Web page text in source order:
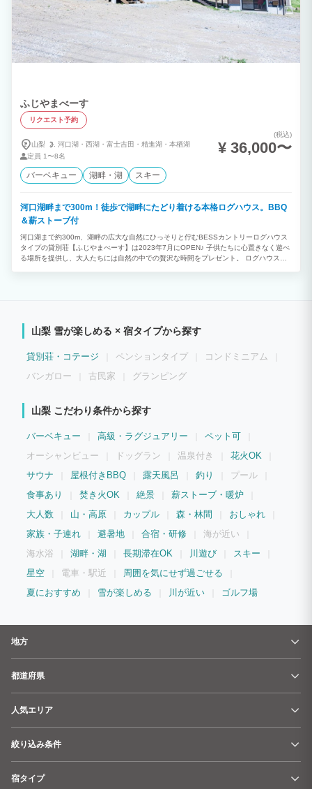
ふじやまべーす
リクエスト予約
山梨 河口湖・ 西湖・ 富士吉田・ 精進湖・ 本栖湖
定員 1〜8名
(税込)
¥ 36,000〜
バーベキュー 湖畔・湖 スキー
河口湖畔まで300m！徒歩で湖畔にたどり着ける本格ログハウス。BBQ
＆薪ストーブ付
河口湖まで約300m、湖畔の広大な自然にひっそりと佇むBESSカントリーログハウス
タイプの貸別荘【ふじやまべーす】は2023年7月にOPEN♪ 子供たちに心置きなく遊べ
る場所を提供し、大人たちには自然の中での贅沢な時間をプレゼント。 ログハウスの
忘れて、あなただけの時間をお楽しみください。 ★☆★ほぼ手ぶらでバーベキューが
機材一式＆炭が無料でご利用いただけますのでお好きな食材をご用意するだけでOK！
また、バーベキュースペース（ウッドデッキ）には屋根が付いている為、雨の日だって
利用可能です。 普段味わえないバーベキューの魅力をぜひお楽しみください！ 機材：
下となる為基本的にはご利用いただけません。 ★☆★薪ストーブを囲いながら仲間と
団欒★☆★ 12月から4月頃まで薪ストーブを利用することが出来、山のコテージライ
な安らかなひとときをお過ごしください。 【薪大・小各１個（４時間程度燃焼しま
★☆★豊富な遊具で楽しさ2倍★☆★ 【ふじやまべーす】では、大人も子供も楽しめる
コにテーブルサッカー、漫画本など、、、。 レジャースポットへ出かけなくても、全
と存分にお楽しみください♪ ★☆★１階リビング勝手口から屋根付き廊下で繋がるワ
ークルーム（作業小屋）★☆★ 仕事（テレワーク）や工作・読書等使い方は自由♪ ・
エアコン完備でWifiも繋がります。 ・電気自動車充電器（1台分）をご用意♪
山梨 雪が楽しめる × 宿タイプから探す
貸別荘・コテージ ペンションタイプ
コンドミニアム
バンガロー
古民家 グランピング
山梨 こだわり条件から探す
バーベキュー 高級・ラグジュアリー
ペット可
オーシャンビュー
ドッグラン 温泉付き
花火OK
サウナ
屋根付きBBQ 露天風呂 釣り
プール
食事あり
焚き火OK 絶景
薪ストーブ・暖炉
大人数
山・高原 カップル 森・林間
おしゃれ
家族・子連れ
避暑地 合宿・研修
海が近い
海水浴
湖畔・湖 長期滞在OK 川遊び
スキー
星空
電車・駅近
周囲を気にせず過ごせる
夏におすすめ
雪が楽しめる 川が近い ゴルフ場
地方
都道府県
人気エリア
絞り込み条件
宿タイプ